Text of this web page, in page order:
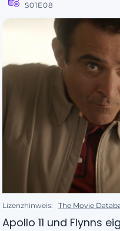
S01E08
Lizenzhinweis: The Movie
Apollo 11 und Flynns